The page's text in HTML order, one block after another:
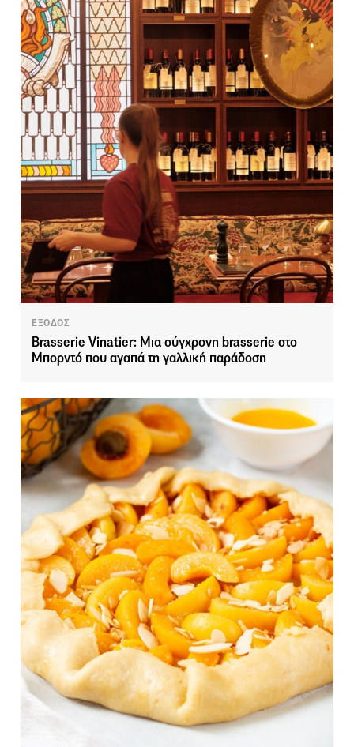
ΕΞΟΔΟΣ
Brasserie Vinatier: Μια σύγχρονη brasserie στο
Μπορντό που αγαπά τη γαλλική παράδοση